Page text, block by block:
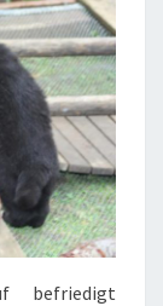
befriedigt